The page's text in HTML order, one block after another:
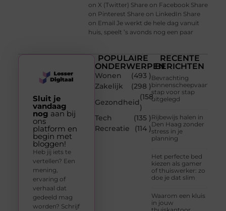
on X (Twitter) Share on Facebook Share
on Pinterest Share on LinkedIn Share
on Email Je werkt de hele dag vanuit
huis, speelt ’s avonds nog een paar
POPULAIRE
ONDERWERPEN
Wonen
(493 )
Zakelijk
(298 )
Gezondheid
(158
)
Tech
(135 )
Recreatie
(114 )
RECENTE
BERICHTEN
Bevrachting
binnenscheepvaart
stap voor stap
uitgelegd
Rijbewijs halen in
Den Haag zonder
stress in je
planning
Het perfecte bed
kiezen als gamer
of thuiswerker: zo
doe je dat slim
Waarom een kluis
in jouw
Sluit je
vandaag
nog aan bij
ons
platform en
begin met
bloggen!
Heb jij iets te
vertellen? Een
mening,
ervaring of
verhaal dat
gedeeld mag
worden? Schrijf